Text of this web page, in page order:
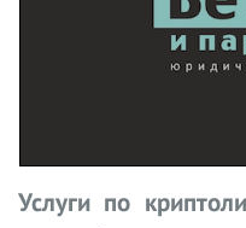
Услуги по